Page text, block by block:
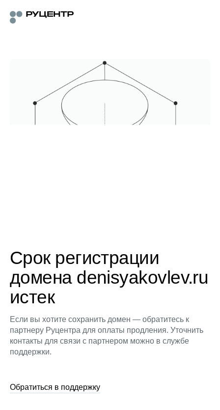
Срок регистрации
домена denisyakovlev.ru
истек
Если вы хотите сохранить домен — обратитесь к
партнеру Руцентра для оплаты продления. Уточнить
контакты для связи с партнером можно в службе
поддержки.
Обратиться в поддержку